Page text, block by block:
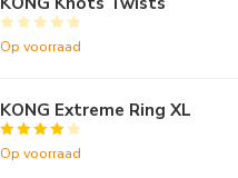
Op voorraad
KONG Extreme Ring XL
Op voorraad